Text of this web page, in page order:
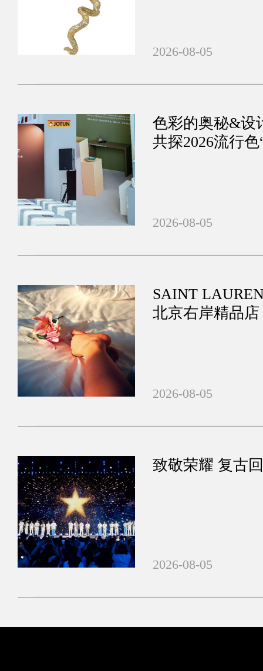
2026-08-05
色彩的奥秘&设计的使
共探2026流行色
2026-08-05
SAINT
北京右岸精品
2026-08-05
致敬荣耀 复古
2026-08-05